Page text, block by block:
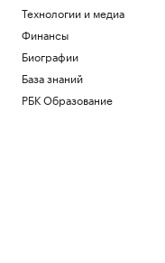
Технологии и медиа
Финансы
Биографии
База знаний
РБК Образование